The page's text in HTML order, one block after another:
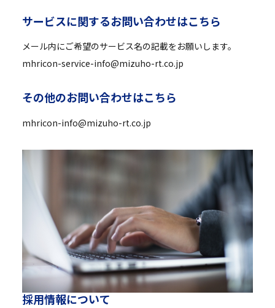
サービスに関するお問い合わせはこちら
メール内にご希望のサービス名の記載をお願いします。
mhricon-service-info@mizuho-rt.co.jp
その他のお問い合わせはこちら
mhricon-info@mizuho-rt.co.jp
採用情報について